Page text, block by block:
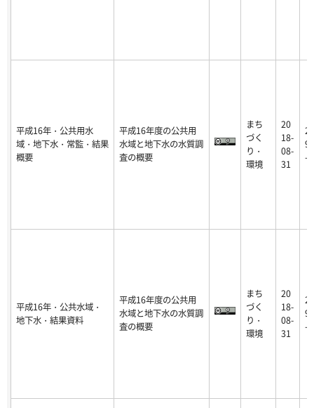
平成16年・公共用水
域・地下水・常監・結果
概要
平成16年度の公共用
水域と地下水の水質調
査の概要
まち
づく
り・
環境
20
18-
08-
31
-
平成16年・公共水域・
地下水・結果資料
平成16年度の公共用
水域と地下水の水質調
査の概要
まち
づく
り・
環境
20
18-
08-
31
-